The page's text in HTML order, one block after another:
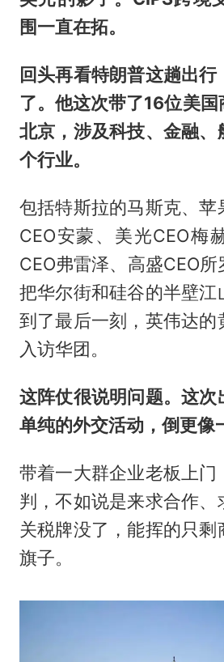
围一直在拓。
回头再看特朗普这趟出
了。他这次带了16位美
北京，涉及科技、金融、
个行业。
包括特斯拉的马斯克、苹
CEO安蒙、美光CEO梅
CEO弗雷泽、高盛CEO
把华尔街和硅谷的半壁江
到了最后一刻，英伟达的
入访华团。
这阵仗很说明问题。这次
单纯的外交活动，倒更像
带着一大群企业老板上门
判，不如说是来求合作、
关税牌没了，能挥的只剩
旗子。